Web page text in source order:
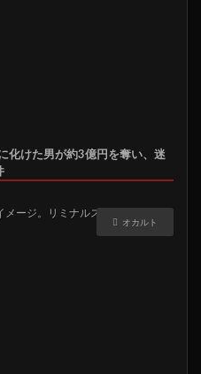
化けた男が約3億円を奪い、迷
オカルト